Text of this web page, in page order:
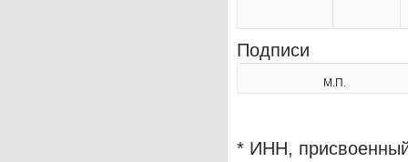
М.П.
* ИНН,